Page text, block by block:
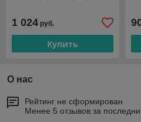
1 024 руб.
Купить
О нас
Рейтинг не сформирован
Менее 5 отзывов за